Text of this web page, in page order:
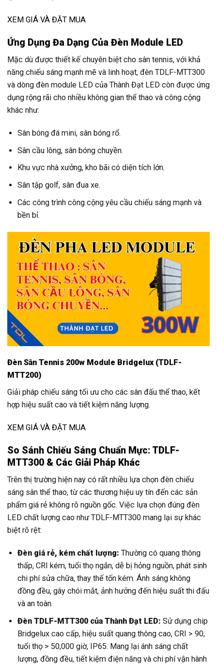
XEM GIÁ VÀ ĐẶT MUA
Ứng Dụng Đa Dạng Của Đèn Module LED
Mặc dù được thiết kế chuyên biệt cho sân tennis, với khả
năng chiếu sáng mạnh mẽ và linh hoạt, đèn TDLF-MTT300
và dòng đèn module LED của Thành Đạt LED còn được ứng
dụng rộng rãi cho nhiều không gian thể thao và công cộng
khác như:
Sân bóng đá mini, sân bóng rổ.
Sân cầu lông, sân bóng chuyền.
Khu vực nhà xưởng, kho bãi có diện tích lớn.
Sân tập golf, sân đua xe.
Các công trình công cộng yêu cầu chiếu sáng mạnh và
bền bỉ.
Đèn Sân Tennis 200w Module Bridgelux (TDLF-
MTT200)
Giải pháp chiếu sáng tối ưu cho các sân đấu thể thao, kết
hợp hiệu suất cao và tiết kiệm năng lượng.
XEM GIÁ VÀ ĐẶT MUA
So Sánh Chiếu Sáng Chuẩn Mực: TDLF-
MTT300 & Các Giải Pháp Khác
Trên thị trường hiện nay có rất nhiều lựa chọn đèn chiếu
sáng sân thể thao, từ các thương hiệu uy tín đến các sản
phẩm giá rẻ không rõ nguồn gốc. Việc lựa chọn đúng đèn
LED chất lượng cao như TDLF-MTT300 mang lại sự khác
biệt rõ rệt:
Đèn giá rẻ, kém chất lượng: Thường có quang thông
thấp, CRI kém, tuổi thọ ngắn, dễ bị hỏng nguồn, phát sinh
chi phí sửa chữa, thay thế tốn kém. Ánh sáng không
đồng đều, gây chói mắt, ảnh hưởng đến hiệu suất thi đấu
và an toàn.
Đèn TDLF-MTT300 của Thành Đạt LED: Sử dụng chip
Bridgelux cao cấp, hiệu suất quang thông cao, CRI > 90,
tuổi thọ > 50,000 giờ, IP65. Mang lại ánh sáng chất
lượng, đồng đều, tiết kiệm điện năng và chi phí vận hành